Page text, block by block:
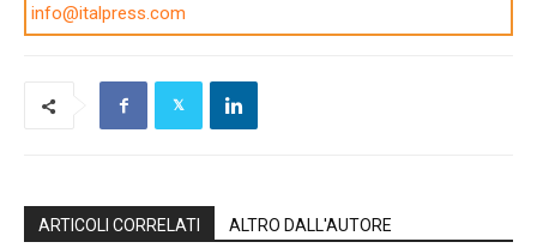
info@italpress.com
ARTICOLI CORRELATI ALTRO DALL'AUTORE